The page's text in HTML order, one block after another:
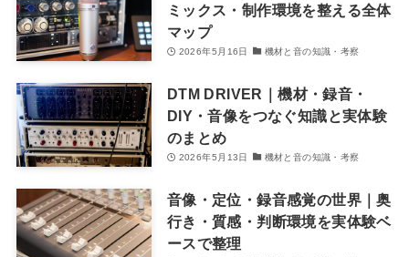
ミックス・制作環境を整える全体
マップ
2026年5月16日 機材と音の知識・考察
DTM DRIVER｜機材・録音・
DIY・音像をつなぐ知識と実体験
のまとめ
2026年5月13日 機材と音の知識・考察
音像・定位・録音感覚の世界｜奥
行き・質感・判断環境を実体験ベ
ースで整理